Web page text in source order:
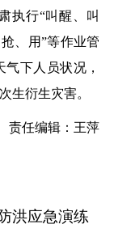
执行“叫醒、叫
、用”等作业管
下人员状况，
生衍生灾害。
责任编辑：王萍
洪应急演练